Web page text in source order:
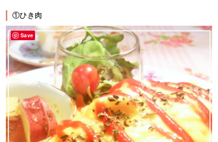
①ひき肉
Save